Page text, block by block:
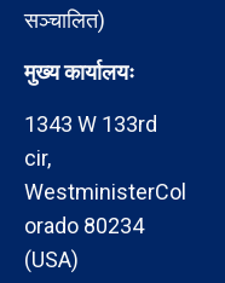
सञ्चालित)
मुख्य कार्यालयः
1343 W 133rd
cir,
WestministerCol
orado 80234
(USA)